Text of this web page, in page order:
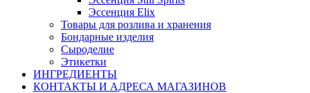
Эссенция Elix
Товары для розлива и хранения
Бондарные изделия
Cыроделие
Этикетки
ИНГРЕДИЕНТЫ
КОНТАКТЫ И АДРЕСА МАГАЗИНОВ